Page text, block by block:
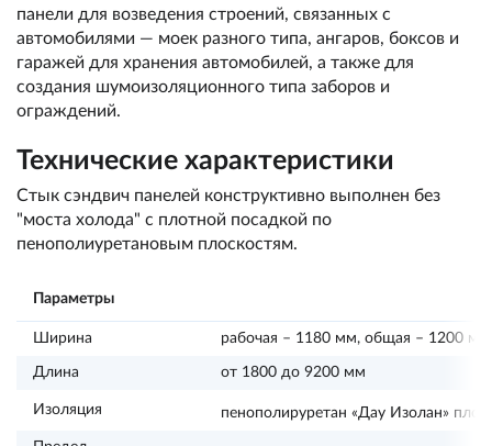
панели для возведения строений, связанных с
автомобилями — моек разного типа, ангаров, боксов и
гаражей для хранения автомобилей, а также для
создания шумоизоляционного типа заборов и
ограждений.
Технические характеристики
Стык сэндвич панелей конструктивно выполнен без
"моста холода" с плотной посадкой по
пенополиуретановым плоскостям.
Параметры
Ширина рабочая – 1180 мм, общая – 1200 мм
Длина от 1800 до 9200 мм
Изоляция пенополируретан «Дау Изолан»